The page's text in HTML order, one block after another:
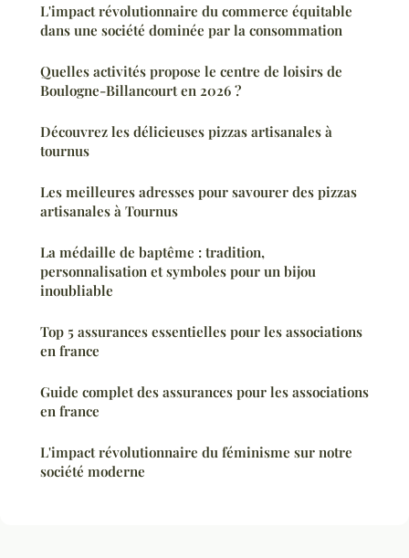
L'impact révolutionnaire du commerce équitable
dans une société dominée par la consommation
Quelles activités propose le centre de loisirs de
Boulogne-Billancourt en 2026 ?
Découvrez les délicieuses pizzas artisanales à
tournus
Les meilleures adresses pour savourer des pizzas
artisanales à Tournus
La médaille de baptême : tradition,
personnalisation et symboles pour un bijou
inoubliable
Top 5 assurances essentielles pour les associations
en france
Guide complet des assurances pour les associations
en france
L'impact révolutionnaire du féminisme sur notre
société moderne